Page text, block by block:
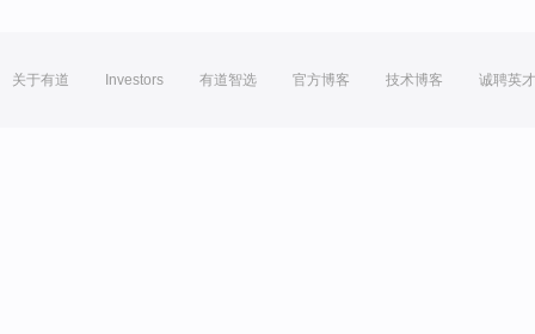
关于有道 Investors 有道智选 官方博客 技术博客 诚聘英才